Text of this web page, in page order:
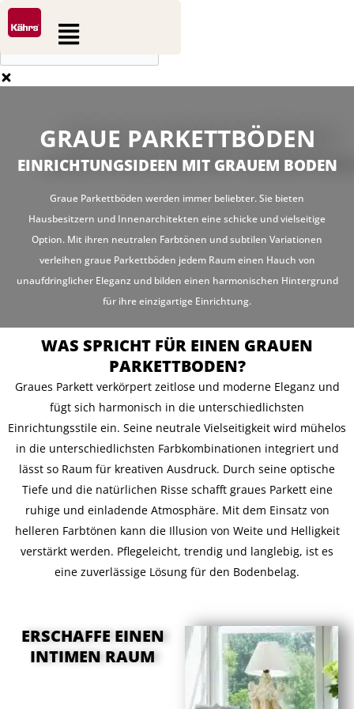
Zum
Inhalt
springen
Suche
Flyout
Menu
GRAUE PARKETTBÖDEN
EINRICHTUNGSIDEEN MIT GRAUEM BODEN
Graue Parkettböden werden immer beliebter. Sie bieten
Hausbesitzern und Innenarchitekten eine schicke und vielseitige
Option. Mit ihren neutralen Farbtönen und subtilen Variationen
verleihen graue Parkettböden jedem Raum einen Hauch von
unaufdringlicher Eleganz und bilden einen harmonischen Hintergrund
für ihre einzigartige Einrichtung.
WAS SPRICHT FÜR EINEN GRAUEN
PARKETTBODEN?
Graues Parkett verkörpert zeitlose und moderne Eleganz und
fügt sich harmonisch in die unterschiedlichsten
Einrichtungsstile ein. Seine neutrale Vielseitigkeit wird mühelos
in die unterschiedlichsten Farbkombinationen integriert und
lässt so Raum für kreativen Ausdruck. Durch seine optische
Tiefe und die natürlichen Risse schafft graues Parkett eine
ruhige und einladende Atmosphäre. Mit dem Einsatz von
helleren Farbtönen kann die Illusion von Weite und Helligkeit
verstärkt werden. Pflegeleicht, trendig und langlebig, ist es
eine zuverlässige Lösung für den Bodenbelag.
ERSCHAFFE EINEN
INTIMEN RAUM